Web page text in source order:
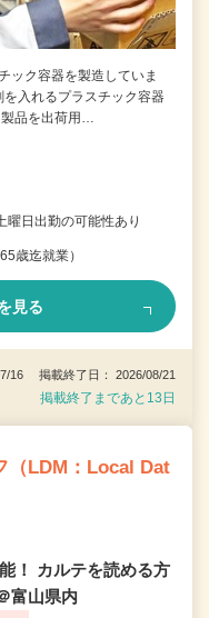
ック容器を製造していま
入れるプラスチック容器
品を出荷用…
日出勤の可能性あり
歳迄就業）
見る
16 掲載終了日： 2026/08/21
掲載終了まであと13日
（LDM：Local Dat
！ カルテを読める方
富山県内